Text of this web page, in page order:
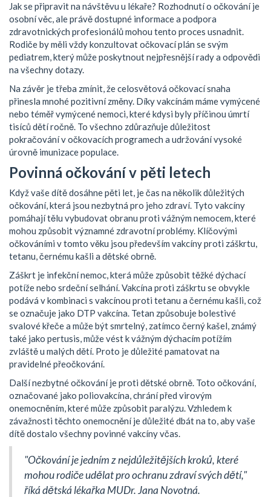
Jak se připravit na návštěvu u lékaře? Rozhodnutí o očkování je
osobní věc, ale právě dostupné informace a podpora
zdravotnických profesionálů mohou tento proces usnadnit.
Rodiče by měli vždy konzultovat očkovací plán se svým
pediatrem, který může poskytnout nejpřesnější rady a odpovědi
na všechny dotazy.
Na závěr je třeba zmínit, že celosvětová očkovací snaha
přinesla mnohé pozitivní změny. Díky vakcínám máme vymýcené
nebo téměř vymýcené nemoci, které kdysi byly příčinou úmrtí
tisíců dětí ročně. To všechno zdůrazňuje důležitost
pokračování v očkovacích programech a udržování vysoké
úrovně imunizace populace.
Povinná očkování v pěti letech
Když vaše dítě dosáhne pěti let, je čas na několik důležitých
očkování, která jsou nezbytná pro jeho zdraví. Tyto vakcíny
pomáhají tělu vybudovat obranu proti vážným nemocem, které
mohou způsobit významné zdravotní problémy. Klíčovými
očkováními v tomto věku jsou především vakcíny proti záškrtu,
tetanu, černému kašli a dětské obrně.
Záškrt je infekční nemoc, která může způsobit těžké dýchací
potíže nebo srdeční selhání. Vakcína proti záškrtu se obvykle
podává v kombinaci s vakcínou proti tetanu a černému kašli, což
se označuje jako DTP vakcína. Tetan způsobuje bolestivé
svalové křeče a může být smrtelný, zatímco černý kašel, známý
také jako pertusis, může vést k vážným dýchacím potížím
zvláště u malých dětí. Proto je důležité pamatovat na
pravidelné přeočkování.
Další nezbytné očkování je proti dětské obrně. Toto očkování,
označované jako poliovakcína, chrání před virovým
onemocněním, které může způsobit paralýzu. Vzhledem k
závažnosti těchto onemocnění je důležité dbát na to, aby vaše
dítě dostalo všechny povinné vakcíny včas.
"Očkování je jedním z nejdůležitějších kroků, které
mohou rodiče udělat pro ochranu zdraví svých dětí,"
říká dětská lékařka MUDr. Jana Novotná.